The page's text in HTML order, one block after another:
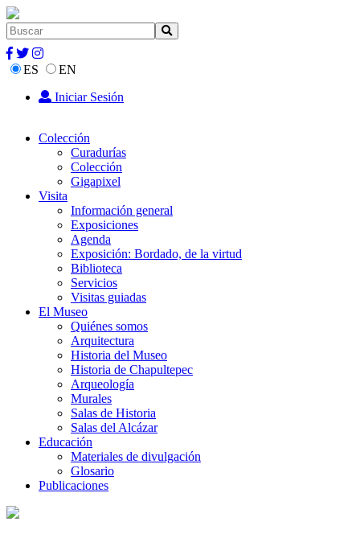
ES
EN
Iniciar Sesión
Colección
Curadurías
Colección
Gigapixel
Visita
Información general
Exposiciones
Agenda
Exposición: Bordado, de la virtud
Biblioteca
Servicios
Visitas guiadas
El Museo
Quiénes somos
Arquitectura
Historia del Museo
Historia de Chapultepec
Arqueología
Murales
Salas de Historia
Salas del Alcázar
Educación
Materiales de divulgación
Glosario
Publicaciones